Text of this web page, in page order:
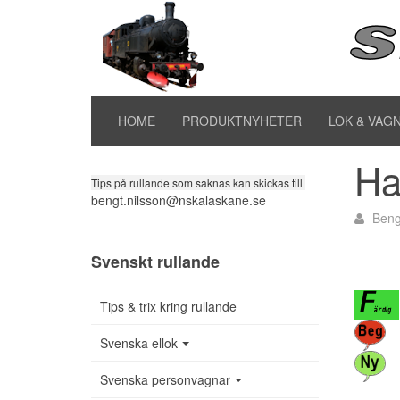
HOME PRODUKTNYHETER LOK &
Tipsa om rullande
Tips på rullande som saknas kan skickas till
bengt.nilsson@nskalaskane.se
Svenskt rullande
Tips & trix kring rullande
Svenska ellok
Svenska personvagnar